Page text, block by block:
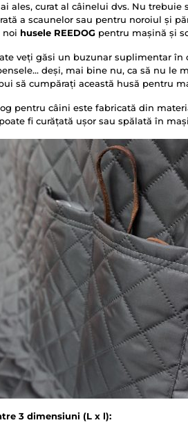
ales, curat al câinelui dvs. Nu trebuie
a scaunelor sau pentru noroiul și
noi husele REEDOG pentru mașină și
veți găsi un buzunar suplimentar în
deși, mai bine nu, ca să nu le
să cumpărați această husă pentru
pentru câini este fabricată din
fi curățată ușor sau spălată în
3 dimensiuni (L x l):